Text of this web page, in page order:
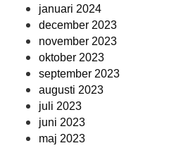
januari 2024
december 2023
november 2023
oktober 2023
september 2023
augusti 2023
juli 2023
juni 2023
maj 2023